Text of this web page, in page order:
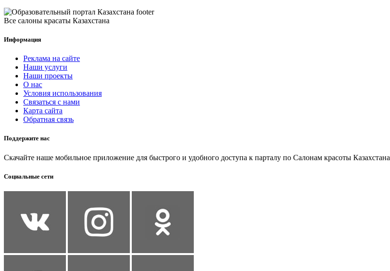
Все салоны красаты Казахстана
Информация
Реклама на сайте
Наши услуги
Наши проекты
О нас
Условия использования
Связаться с нами
Карта сайта
Обратная связь
Поддержите нас
Скачайте наше мобильное приложение для быстрого и удобного доступа к парталу по Салонам красоты Казахстана
Социальные сети